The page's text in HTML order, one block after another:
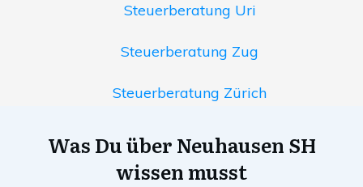
Steuerberatung Uri
Steuerberatung Zug
Steuerberatung Zürich
Was Du über Neuhausen SH
wissen musst